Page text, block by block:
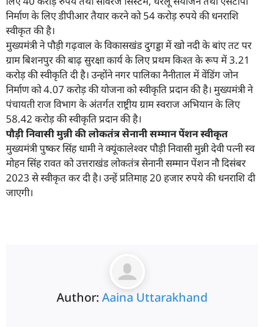
निर्माण के लिए डीपीआर तैयार करने को 54 करोड़ रुपये की धनराशि
स्वीकृत की है।
मुख्यमंत्री ने पौड़ी गढ़वाल के विकासखंड दुगड्डा में खो नदी के बांए तट पर
ग्राम बिशनपुर की बाढ़ सुरक्षा कार्य के लिए प्रथम किश्त के रूप में 3.21
करोड़ की स्वीकृति दी है। उन्होंने नगर पालिका नैनीताल में वेंडिंग जोन
निर्माण को 4.07 करोड़ की योजना को स्वीकृति प्रदान की है। मुख्यमंत्री ने
पंचायती राज विभाग के अंतर्गत राष्ट्रीय ग्राम स्वराज अभियान के लिए
58.42 करोड़ की स्वीकृति प्रदान की है।
पौड़ी निवासी मुन्नी की लोकतंत्र सेनानी सम्मान पेंशन स्वीकृत
मुख्यमंत्री पुष्कर सिंह धामी ने क्यूंकालेश्वर पौड़ी निवासी मुन्नी देवी पत्नी स्व
मोहन सिंह रावत को उत्तराखंड लोकतंत्र सेनानी सम्मान पेंशन नौ दिसंबर
2023 से स्वीकृत कर दी है। उन्हें प्रतिमाह 20 हजार रुपये की धनराशि दी
जाएगी।
Author: Aaina Uttarakhand